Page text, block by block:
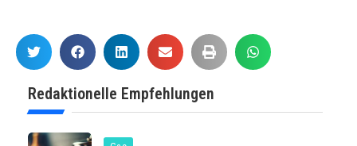
Redaktionelle Empfehlungen